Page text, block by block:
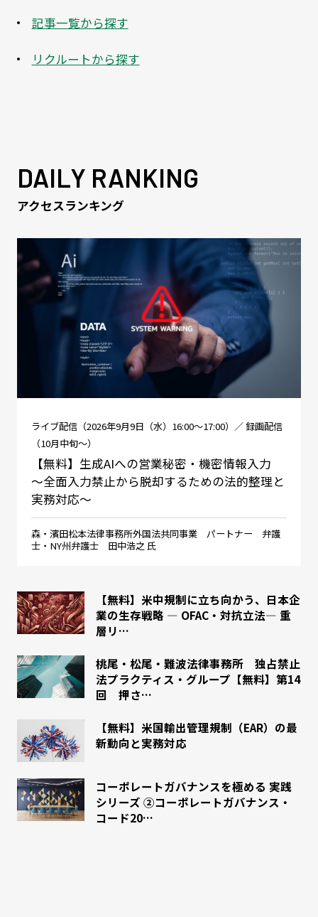
記事一覧から探す
リクルートから探す
DAILY RANKING
アクセスランキング
ライブ配信（2026年9月9日（水）16:00～17:00）／ 録画配信
（10月中旬～）
【無料】生成AIへの営業秘密・機密情報入力
～全面入力禁止から脱却するための法的整理と
実務対応～
森・濱田松本法律事務所外国法共同事業 パートナー 弁護
士・NY州弁護士 田中浩之 氏
【無料】米中規制に立ち向かう、日本企
業の生存戦略 ― OFAC・対抗立法― 重
層リ…
桃尾・松尾・難波法律事務所 独占禁止
法プラクティス・グループ【無料】第14
回 押さ…
【無料】米国輸出管理規制（EAR）の最
新動向と実務対応
コーポレートガバナンスを極める 実践
シリーズ ②コーポレートガバナンス・
コード20…